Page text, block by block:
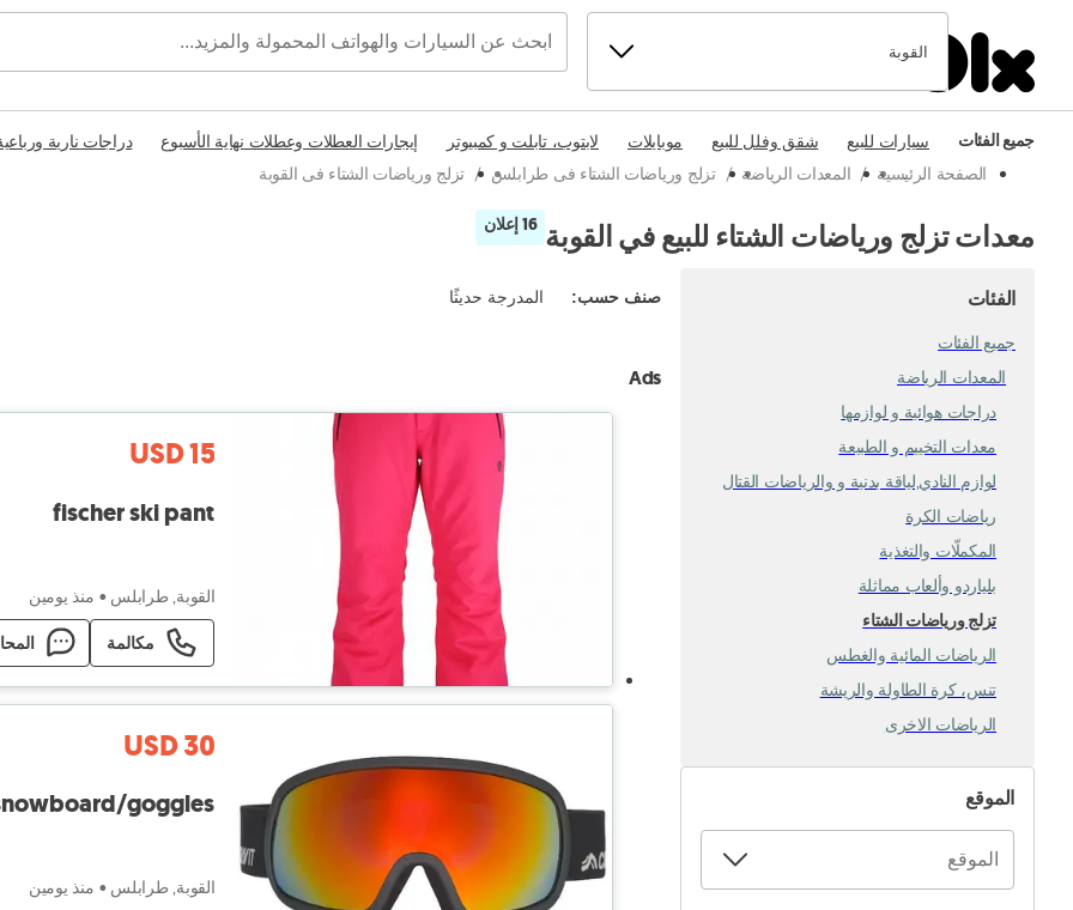
القوبة
جميع الفئات سيارات للبيع شقق وفلل للبيع موبايلات لابتوب، تابلت و كمبيوتر إيجارات العطلات وعطلات نهاية الأسبوع دراجات نارية
الصفحة الرئيسية / المعدات الرياضة / تزلج ورياضات الشتاء فى طرابلس / تزلج ورياضات الشتاء فى القوبة
معدات تزلج ورياضات الشتاء للبيع في القوبة 16 إعلان
الفئات
جميع الفئات
المعدات الرياضة
دراجات هوائية و لوازمها
معدات التخييم و الطبيعة
لوازم النادي,لياقة بدنية و والرياضات القتال
رياضات الكرة
المكملّات والتغذية
بلياردو وألعاب مماثلة
تزلج ورياضات الشتاء
الرياضات المائية والغطس
تنس، كرة الطاولة والريشة
الرياضات الاخرى
الموقع
صنف حسب: المدرجة حديثًا
Ads
USD 15
fischer ski pant
القوبة, طرابلس • منذ يومين
مكالمة
USD 30
goggles
القوبة, طرابلس • منذ يومين